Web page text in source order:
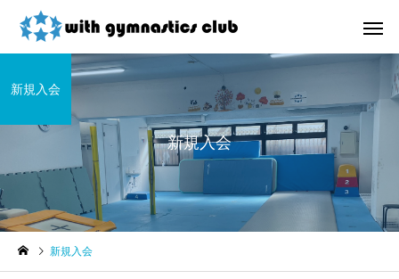
お知らせ
令和8年度未就園児クラス
ウィズ体操クラブ技紹
新規入会
新規入会
新規入会